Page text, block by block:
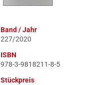
Band / Jahr
227/2020
ISBN
978-3-9818211-8-5
Stückpreis